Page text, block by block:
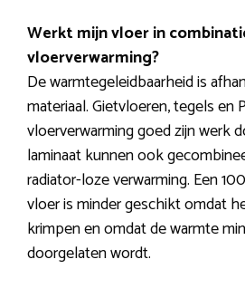
Werkt mijn vloer in
vloerverwarming?
De warmtegeleidbaarheid is
materiaal. Gietvloeren, tegels en
vloerverwarming goed zijn werk
laminaat kunnen ook
radiator-loze verwarming. Een
vloer is minder geschikt omdat
krimpen en omdat de warmte
doorgelaten wordt.